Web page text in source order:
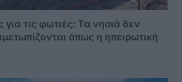
για τις φωτιές: Τα νησιά δεν
όπως η ηπειρωτική